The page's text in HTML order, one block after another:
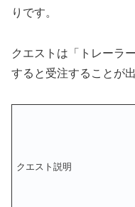
りです。
クエストは「トレーラ
すると受注することが出
クエスト説明